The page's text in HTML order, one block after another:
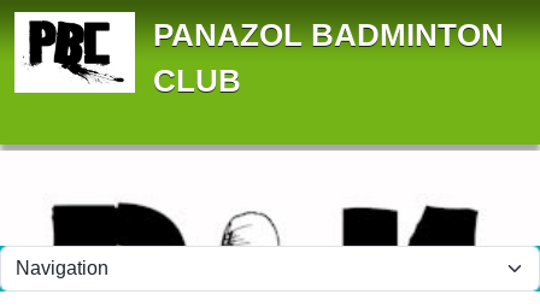
PANAZOL BADMINTON
CLUB
Panneau de gestion des cookies